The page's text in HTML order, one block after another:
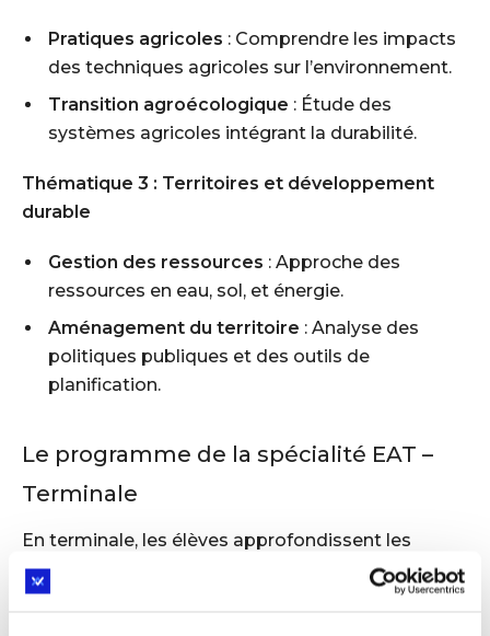
Pratiques agricoles : Comprendre les impacts
des techniques agricoles sur l’environnement.
Transition agroécologique : Étude des
systèmes agricoles intégrant la durabilité.
Thématique 3 : Territoires et développement
durable
Gestion des ressources : Approche des
ressources en eau, sol, et énergie.
Aménagement du territoire : Analyse des
politiques publiques et des outils de
planification.
Le programme de la spécialité EAT –
Terminale
En terminale, les élèves approfondissent les
thématiques abordées en première avec un
accent sur l’analyse, la conception et l’innovation.